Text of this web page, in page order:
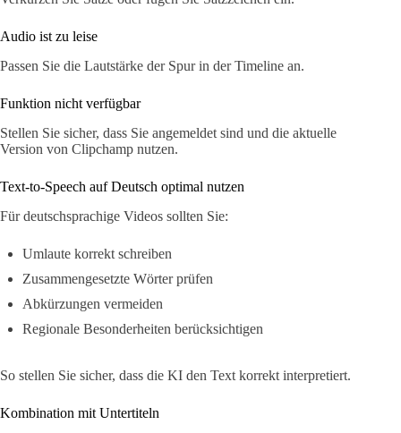
Audio ist zu leise
Passen Sie die Lautstärke der Spur in der Timeline an.
Funktion nicht verfügbar
Stellen Sie sicher, dass Sie angemeldet sind und die aktuelle
Version von Clipchamp nutzen.
Text-to-Speech auf Deutsch optimal nutzen
Für deutschsprachige Videos sollten Sie:
Umlaute korrekt schreiben
Zusammengesetzte Wörter prüfen
Abkürzungen vermeiden
Regionale Besonderheiten berücksichtigen
So stellen Sie sicher, dass die KI den Text korrekt interpretiert.
Kombination mit Untertiteln